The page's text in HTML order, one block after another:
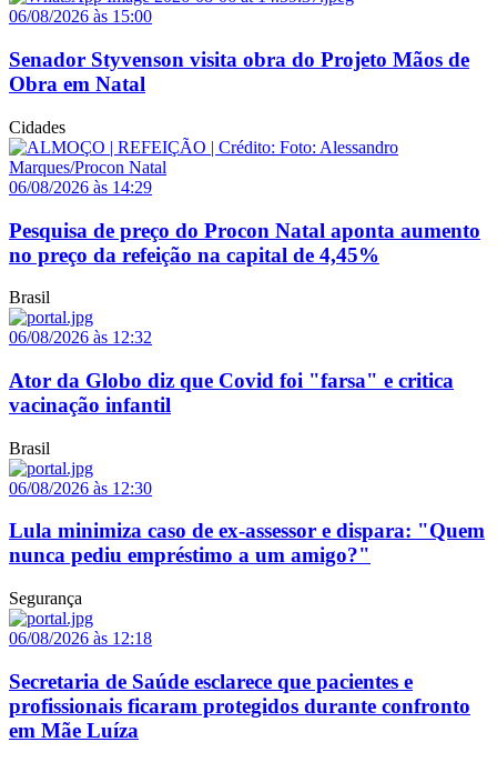
06/08/2026 às 15:00
Senador Styvenson visita obra do Projeto Mãos de
Obra em Natal
Cidades
06/08/2026 às 14:29
Pesquisa de preço do Procon Natal aponta aumento
no preço da refeição na capital de 4,45%
Brasil
06/08/2026 às 12:32
Ator da Globo diz que Covid foi "farsa" e critica
vacinação infantil
Brasil
06/08/2026 às 12:30
Lula minimiza caso de ex-assessor e dispara: "Quem
nunca pediu empréstimo a um amigo?"
Segurança
06/08/2026 às 12:18
Secretaria de Saúde esclarece que pacientes e
profissionais ficaram protegidos durante confronto
em Mãe Luíza